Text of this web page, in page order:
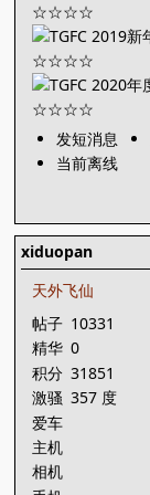
发短消息
当前离线
xiduopan
天外飞仙
帖子 10331
精华 0
积分 31851
激骚 357 度
爱车
主机
相机